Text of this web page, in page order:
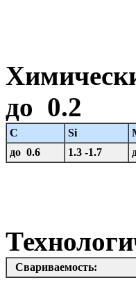
до 0.2
C Si
до 0.6
1.3 -1.7
Свариваемость: